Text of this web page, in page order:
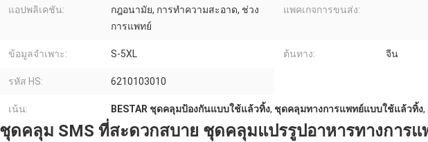
แอปพลิเคชัน:
กฎอนามัย, การทำความสะอาด, ช่วง
การแพทย์
แพคเกจการขนส่ง:
ข้อมูลจำเพาะ: S-5XL ต้นทาง: จีน
รหัส HS: 6210103010
เน้น: BESTAR ชุดคลุมป้องกันแบบใช้แล้วทิ้ง, ชุดคลุมทางการแพทย์แบบใช้แล้วทิ้ง,
ชุดคลุม SMS ที่สะดวกสบาย ชุดคลุมแปรรูปอาหารทางการแ